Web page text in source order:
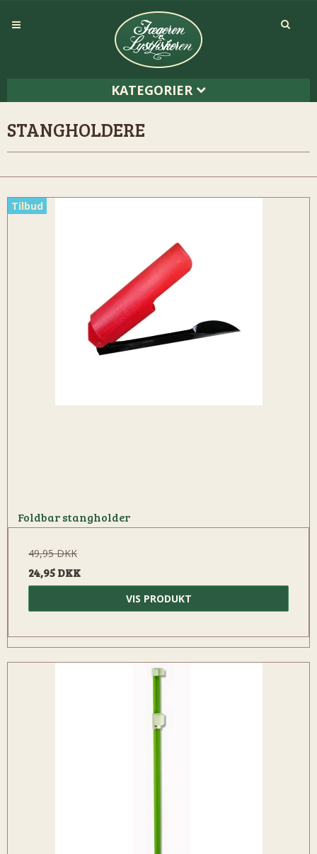
KATEGORIER
STANGHOLDERE
Tilbud
Foldbar stangholder
49,95 DKK
24,95 DKK
VIS PRODUKT